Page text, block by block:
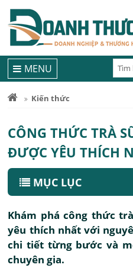
MENU
Kiến thức
CÔNG THỨC TRÀ
ĐƯỢC YÊU THÍCH
MỤC LỤC
Khám phá công thức
yêu thích nhất với
chi tiết từng bước và
chuyên gia.